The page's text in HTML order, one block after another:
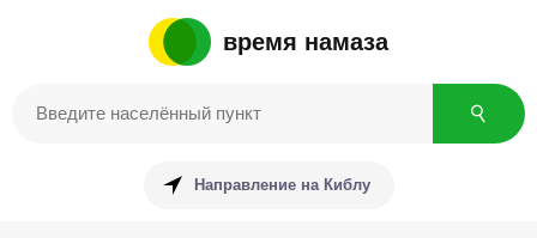
время намаза
Направление на Киблу